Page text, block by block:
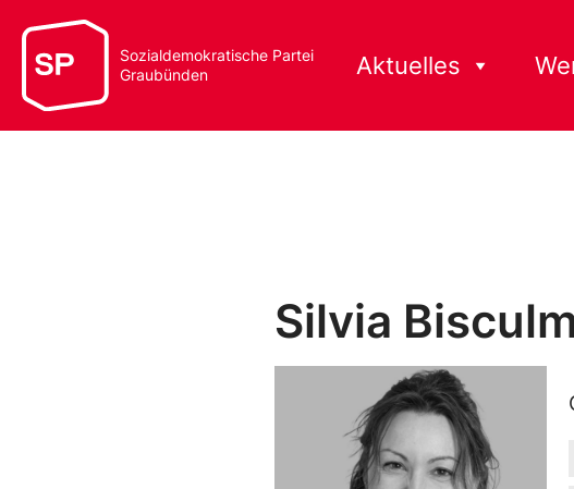
Sozialdemokratische Partei
Graubünden
Aktuelles
Silvia Bisculm